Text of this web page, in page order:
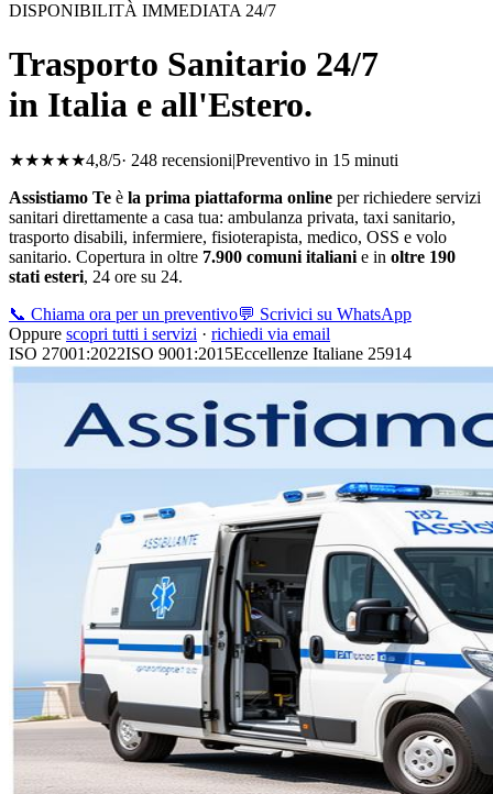
DISPONIBILITÀ IMMEDIATA 24/7
Trasporto Sanitario 24/7
in Italia e all'Estero.
★★★★★4,8/5· 248 recensioni|Preventivo in 15 minuti
Assistiamo Te è la prima piattaforma online per richiedere servizi
sanitari direttamente a casa tua: ambulanza privata, taxi sanitario,
trasporto disabili, infermiere, fisioterapista, medico, OSS e volo
sanitario. Copertura in oltre 7.900 comuni italiani e in oltre 190
stati esteri, 24 ore su 24.
📞 Chiama ora per un preventivo💬 Scrivici su WhatsApp
Oppure scopri tutti i servizi · richiedi via email
ISO 27001:2022ISO 9001:2015Eccellenze Italiane 25914